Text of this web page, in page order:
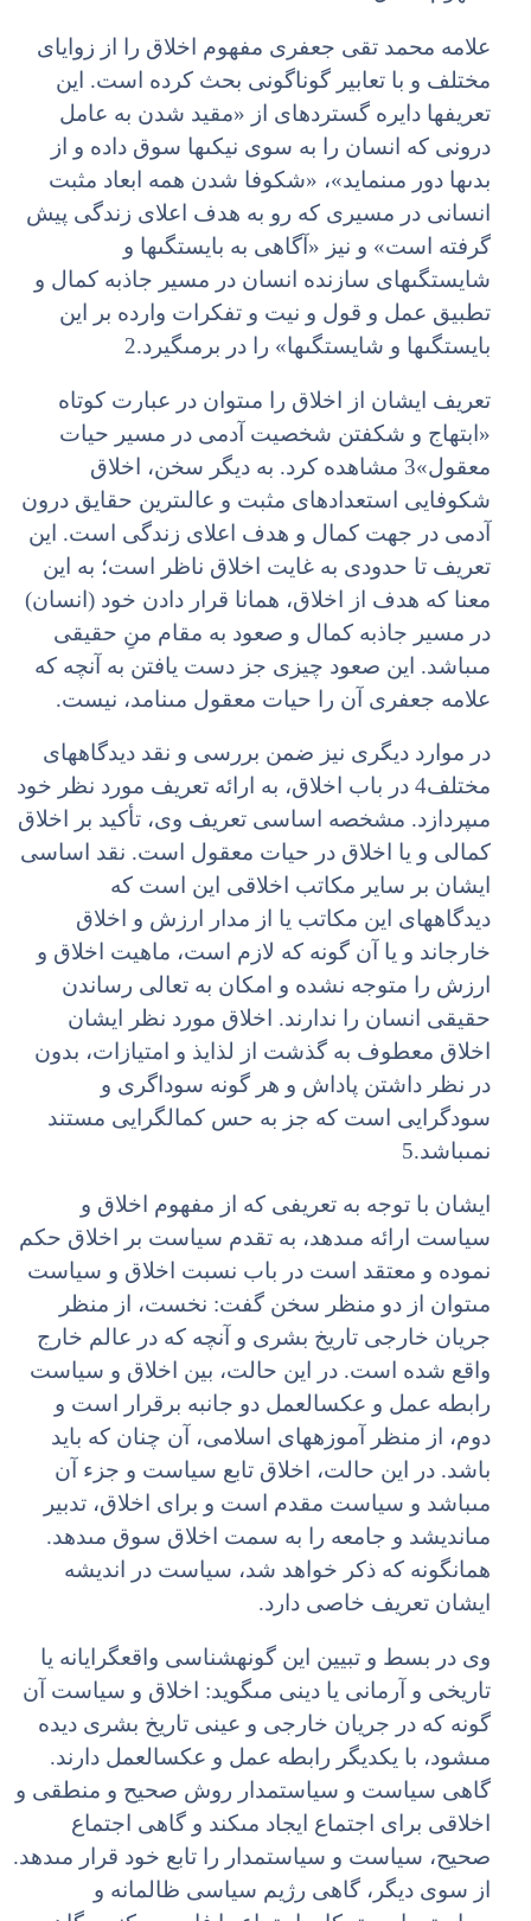
علامه محمد تقى جعفرى مفهوم اخلاق را از زوایاى
مختلف و با تعابیر گوناگونى بحث کرده است. این
تعریف‏ها دایره گسترده‏اى از «مقید شدن به عامل
درونى که انسان را به سوى نیکى‏ها سوق داده و از
بدى‏ها دور مى‏نماید»، «شکوفا شدن همه ابعاد مثبت
انسانى در مسیرى که رو به هدف اعلاى زندگى پیش
گرفته است» و نیز «آگاهى به بایستگى‏ها و
شایستگى‏هاى سازنده انسان در مسیر جاذبه کمال و
تطبیق عمل و قول و نیت و تفکرات وارده بر این
بایستگى‏ها و شایستگى‏ها» را در برمى‏گیرد.2
تعریف ایشان از اخلاق را مى‏توان در عبارت کوتاه
«ابتهاج و شکفتن شخصیت آدمى در مسیر حیات
معقول»3 مشاهده کرد. به دیگر سخن، اخلاق
شکوفایى استعدادهاى مثبت و عالى‏ترین حقایق درون
آدمى در جهت کمال و هدف اعلاى زندگى است. این
تعریف تا حدودى به غایت اخلاق ناظر است؛ به این
معنا که هدف از اخلاق، همانا قرار دادن خود (انسان)
در مسیر جاذبه کمال و صعود به مقام منِ حقیقى
مى‏باشد. این صعود چیزى جز دست یافتن به آنچه که
علامه جعفرى آن را حیات معقول مى‏نامد، نیست.
در موارد دیگرى نیز ضمن بررسى و نقد دیدگاه‏هاى
مختلف4 در باب اخلاق، به ارائه تعریف مورد نظر خود
مى‏پردازد. مشخصه اساسى تعریف وى، تأکید بر اخلاق
کمالى و یا اخلاق در حیات معقول است. نقد اساسى
ایشان بر سایر مکاتب اخلاقى این است که
دیدگاه‏هاى این مکاتب یا از مدار ارزش و اخلاق
خارج‏اند و یا آن گونه که لازم است، ماهیت اخلاق و
ارزش را متوجه نشده و امکان به تعالى رساندن
حقیقى انسان را ندارند. اخلاق مورد نظر ایشان
اخلاق معطوف به گذشت از لذایذ و امتیازات، بدون
در نظر داشتن پاداش و هر گونه سوداگرى و
سودگرایى است که جز به حس کمال‏گرایى مستند
نمى‏باشد.5
ایشان با توجه به تعریفى که از مفهوم اخلاق و
سیاست ارائه مى‏دهد، به تقدم سیاست بر اخلاق حکم
نموده و معتقد است در باب نسبت اخلاق و سیاست
مى‏توان از دو منظر سخن گفت: نخست، از منظر
جریان خارجى تاریخ بشرى و آنچه که در عالم خارج
واقع شده است. در این حالت، بین اخلاق و سیاست
رابطه عمل و عکس‏العمل دو جانبه برقرار است و
دوم، از منظر آموزه‏هاى اسلامى، آن چنان که باید
باشد. در این حالت، اخلاق تابع سیاست و جزء آن
مى‏باشد و سیاست مقدم است و براى اخلاق، تدبیر
مى‏اندیشد و جامعه را به سمت اخلاق سوق مى‏دهد.
همان‏گونه که ذکر خواهد شد، سیاست در اندیشه
ایشان تعریف خاصى دارد.
وى در بسط و تبیین این گونه‏شناسى واقع‏گرایانه یا
تاریخى و آرمانى یا دینى مى‏گوید: اخلاق و سیاست آن
گونه که در جریان خارجى و عینى تاریخ بشرى دیده
مى‏شود، با یکدیگر رابطه عمل و عکس‏العمل دارند.
گاهى سیاست و سیاست‏مدار روش صحیح و منطقى و
اخلاقى براى اجتماع ایجاد مى‏کند و گاهى اجتماع
صحیح، سیاست و سیاست‏مدار را تابع خود قرار مى‏دهد.
از سوى دیگر، گاهى رژیم سیاسى ظالمانه و